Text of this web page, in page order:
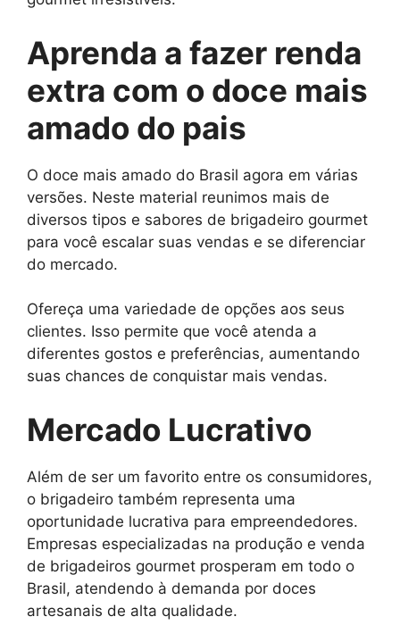
Aprenda a fazer renda
extra com o doce mais
amado do pais
O doce mais amado do Brasil agora em várias
versões. Neste material reunimos mais de
diversos tipos e sabores de brigadeiro gourmet
para você escalar suas vendas e se diferenciar
do mercado.
Ofereça uma variedade de opções aos seus
clientes. Isso permite que você atenda a
diferentes gostos e preferências, aumentando
suas chances de conquistar mais vendas.
Mercado Lucrativo
Além de ser um favorito entre os consumidores,
o brigadeiro também representa uma
oportunidade lucrativa para empreendedores.
Empresas especializadas na produção e venda
de brigadeiros gourmet prosperam em todo o
Brasil, atendendo à demanda por doces
artesanais de alta qualidade.